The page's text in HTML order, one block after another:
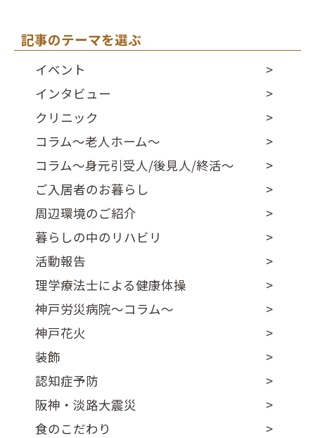
記事のテーマを選ぶ
イベント
インタビュー
クリニック
コラム～老人ホーム～
コラム～身元引受人/後見人/終活～
ご入居者のお暮らし
周辺環境のご紹介
暮らしの中のリハビリ
活動報告
理学療法士による健康体操
神戸労災病院～コラム～
神戸花火
装飾
認知症予防
阪神・淡路大震災
食のこだわり